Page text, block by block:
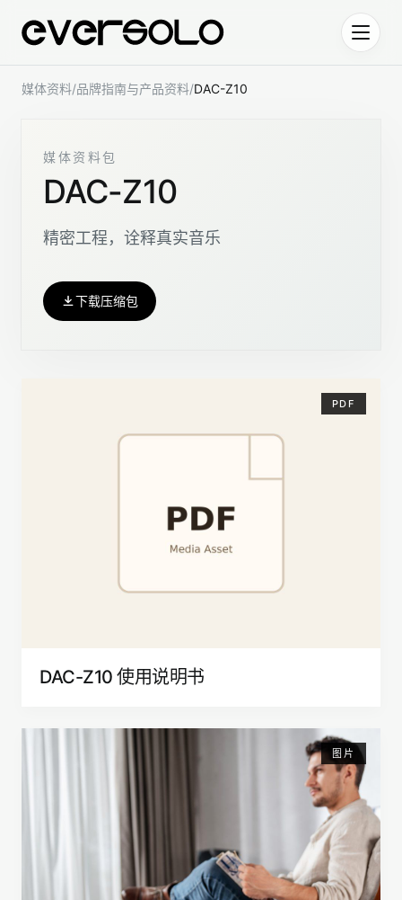
媒体资料/品牌指南与产品资料/DAC-Z10
媒体资料包
DAC-Z10
精密工程，诠释真实音乐
下载压缩包
PDF
DAC-Z10 使用说明书
图片